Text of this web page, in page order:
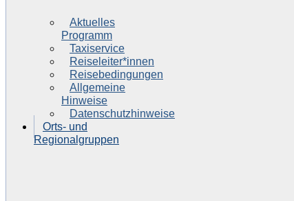
Aktuelles
Programm
Taxiservice
Reiseleiter*innen
Reisebedingungen
Allgemeine
Hinweise
Datenschutzhinweise
Orts- und
Regionalgruppen